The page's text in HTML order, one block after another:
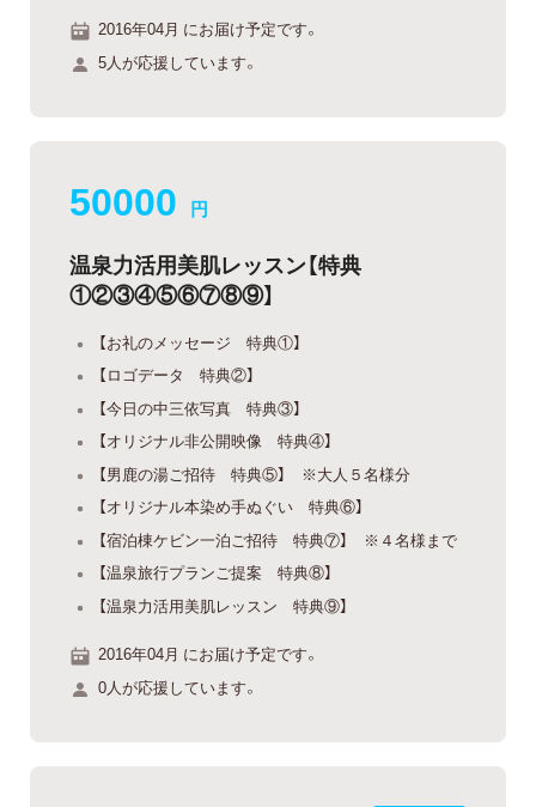
2016年04月 にお届け予定です。
5人が応援しています。
50000 円
温泉力活用美肌レッスン【特典
①②③④⑤⑥⑦⑧⑨】
【お礼のメッセージ 特典①】
【ロゴデータ 特典②】
【今日の中三依写真 特典③】
【オリジナル非公開映像 特典④】
【男鹿の湯ご招待 特典⑤】 ※大人５名様分
【オリジナル本染め手ぬぐい 特典⑥】
【宿泊棟ケビン一泊ご招待 特典⑦】 ※４名様まで
【温泉旅行プランご提案 特典⑧】
【温泉力活用美肌レッスン 特典⑨】
2016年04月 にお届け予定です。
0人が応援しています。